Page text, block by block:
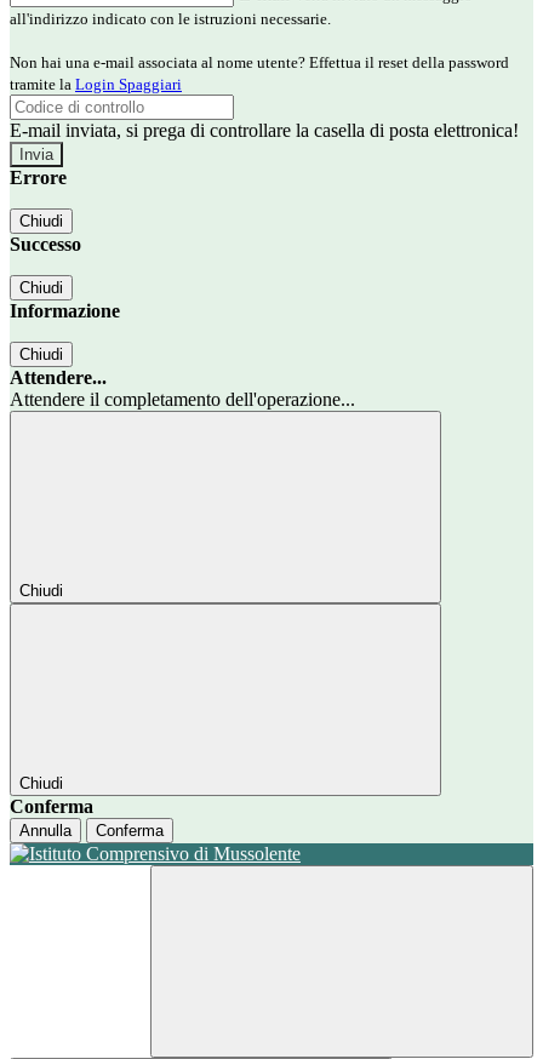
all'indirizzo indicato con le istruzioni necessarie.
Non hai una e-mail associata al nome utente? Effettua il reset della password
tramite la Login Spaggiari
E-mail inviata, si prega di controllare la casella di posta elettronica!
Errore
Chiudi
Successo
Chiudi
Informazione
Chiudi
Attendere...
Attendere il completamento dell'operazione...
Chiudi
Chiudi
Conferma
Annulla Conferma